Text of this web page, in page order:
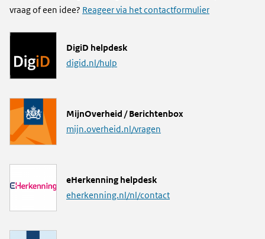
vraag of een idee? Reageer via het contactformulier
L
i
DigiD helpdesk
digid.nl/hulp
L
i
MijnOverheid / Berichtenbox
mijn.overheid.nl/vragen
L
i
eHerkenning helpdesk
eherkenning.nl/nl/contact